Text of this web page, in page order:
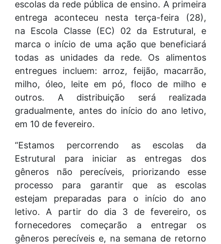
escolas da rede pública de ensino. A primeira
entrega aconteceu nesta terça-feira (28),
na Escola Classe (EC) 02 da Estrutural, e
marca o início de uma ação que beneficiará
todas as unidades da rede. Os alimentos
entregues incluem: arroz, feijão, macarrão,
milho, óleo, leite em pó, floco de milho e
outros. A distribuição será realizada
gradualmente, antes do início do ano letivo,
em 10 de fevereiro.
“Estamos percorrendo as escolas da
Estrutural para iniciar as entregas dos
gêneros não perecíveis, priorizando esse
processo para garantir que as escolas
estejam preparadas para o início do ano
letivo. A partir do dia 3 de fevereiro, os
fornecedores começarão a entregar os
gêneros perecíveis e, na semana de retorno